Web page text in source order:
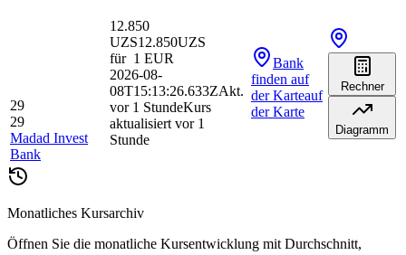
29
29
Madad Invest
Bank
12.850
UZS12.850UZS
für 1 EUR
2026-08-
08T15:13:26.633ZAkt.
vor 1 StundeKurs
aktualisiert vor 1
Stunde
Bank
finden auf
der Karteauf
der Karte
Rechner
Diagramm
Monatliches Kursarchiv
Öffnen Sie die monatliche Kursentwicklung mit Durchschnitt,